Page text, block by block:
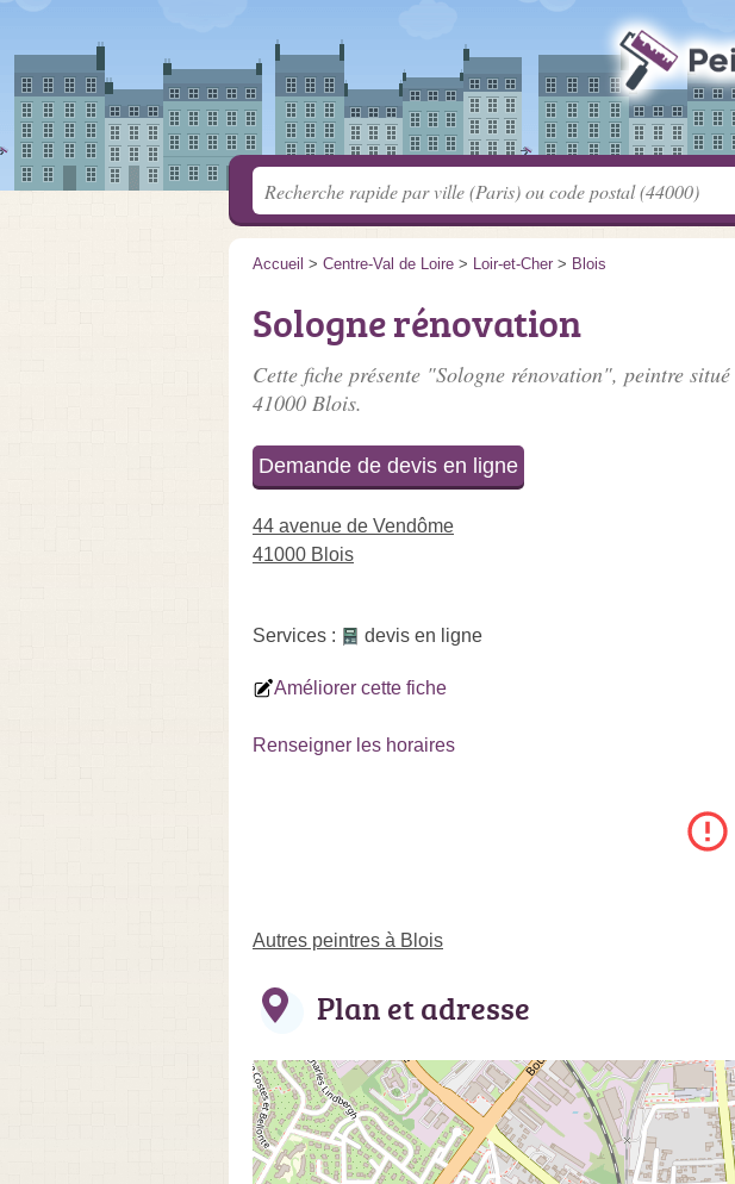
Accueil > Centre-Val de Loire > Loir-et-Cher > Blois
Sologne rénovation
Cette fiche présente "Sologne rénovation", peintre situé
41000 Blois.
Demande de devis en ligne
44 avenue de Vendôme
41000 Blois
Services : devis en ligne
Améliorer cette fiche
Renseigner les horaires
Autres peintres à Blois
Plan et adresse